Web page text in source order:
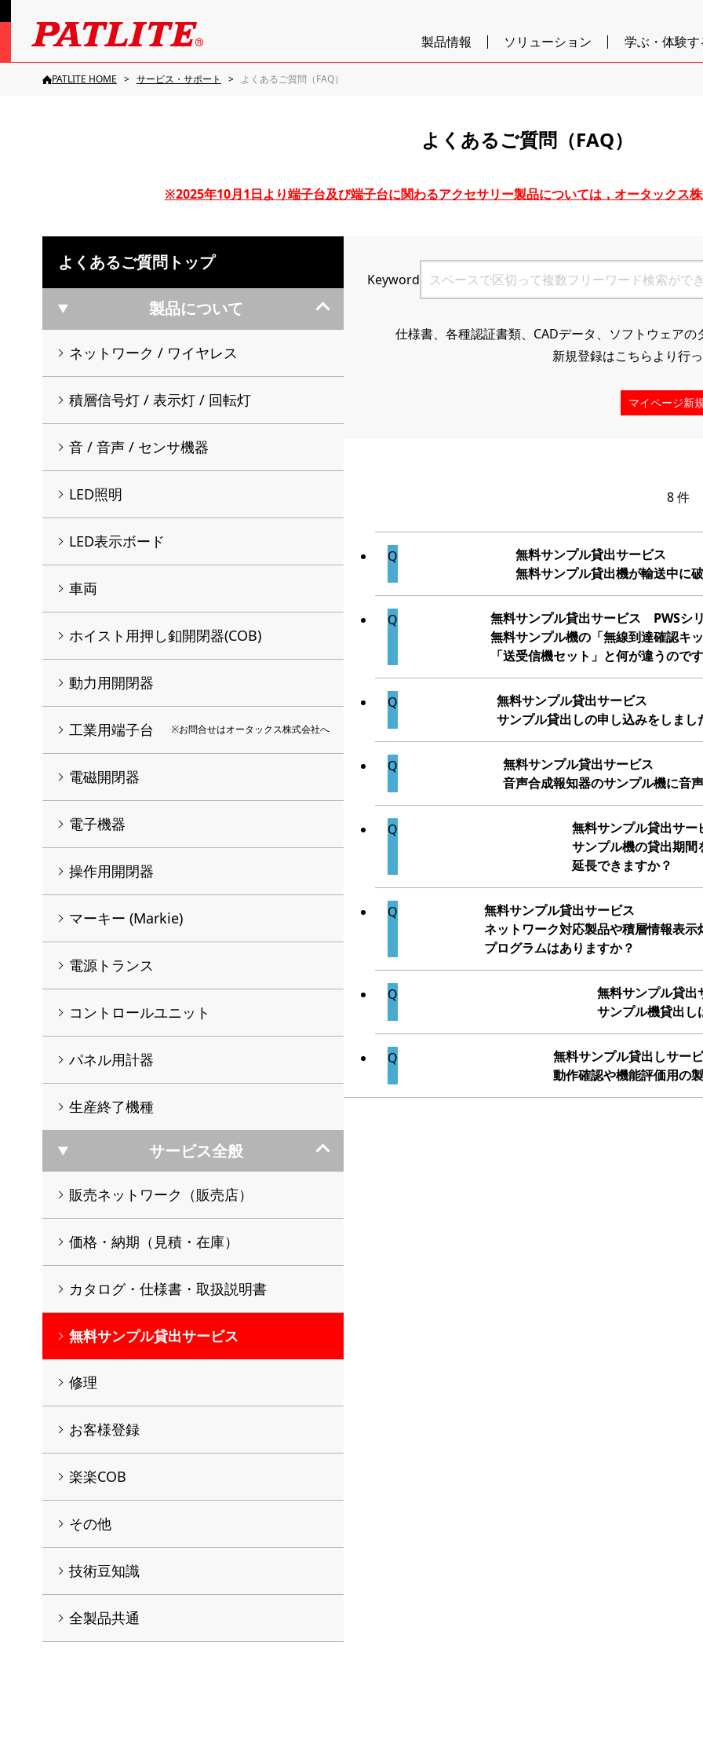
製品情報 ソリューション 学ぶ・体験す
PATLITE HOME サービス・サポート よくあるご質問（FAQ）
よくあるご質問（FAQ）
※2025年10月1日より端子台及び端子台に関わるアクセサリー製品については，オータックス株
Keyword
仕様書、各種認証書類、CADデータ、ソフトウェアの
新規登録はこちらより行
マイページ新
8 件
無料サンプル貸出サービス
無料サンプル貸出機が輸送中に
無料サンプル貸出サービス PWSシ
無料サンプル機の「無線到達確認キ
「送受信機セット」と何が違うので
無料サンプル貸出サービス
サンプル貸出しの申し込みをしま
無料サンプル貸出サービス
音声合成報知器のサンプル機に音
無料サンプル貸出サー
サンプル機の貸出期間
延長できますか？
無料サンプル貸出サービス
ネットワーク対応製品や積層情報表
プログラムはありますか？
無料サンプル貸出
サンプル機貸出し
無料サンプル貸出しサー
動作確認や機能評価用の
よくあるご質問トップ
製品について
ネットワーク / ワイヤレス
積層信号灯 / 表示灯 / 回転灯
音 / 音声 / センサ機器
LED照明
LED表示ボード
車両
ホイスト用押し釦開閉器(COB)
動力用開閉器
工業用端子台 ※お問合せはオータックス株式会社へ
電磁開閉器
電子機器
操作用開閉器
マーキー (Markie)
電源トランス
コントロールユニット
パネル用計器
生産終了機種
サービス全般
販売ネットワーク（販売店）
価格・納期（見積・在庫）
カタログ・仕様書・取扱説明書
無料サンプル貸出サービス
修理
お客様登録
楽楽COB
その他
技術豆知識
全製品共通